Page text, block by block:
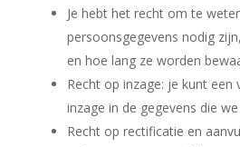
Je hebt het recht om te
persoonsgegevens nodig
en hoe lang ze worden
Recht op inzage: je kunt een
inzage in de gegevens die
Recht op rectificatie en